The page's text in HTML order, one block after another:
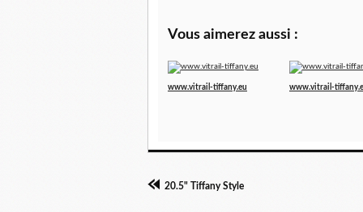
Vous aimerez aussi :
www.vitrail-tiffany.eu
www.vitrail-
20.5" Tiffany Style